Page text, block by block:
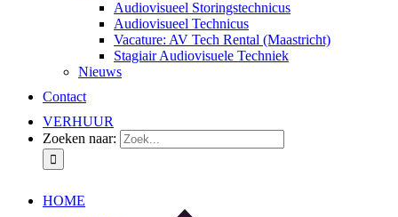
Audiovisueel Storingstechnicus
Audiovisueel Technicus
Vacature: AV Tech Rental (Maastricht)
Stagiair Audiovisuele Techniek
Nieuws
Contact
VERHUUR
Zoeken naar:
HOME